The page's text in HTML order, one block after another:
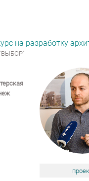
на разработку